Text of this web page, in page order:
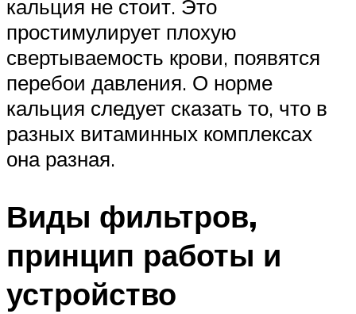
кальция не стоит. Это
простимулирует плохую
свертываемость крови, появятся
перебои давления. О норме
кальция следует сказать то, что в
разных витаминных комплексах
она разная.
Виды фильтров,
принцип работы и
устройство